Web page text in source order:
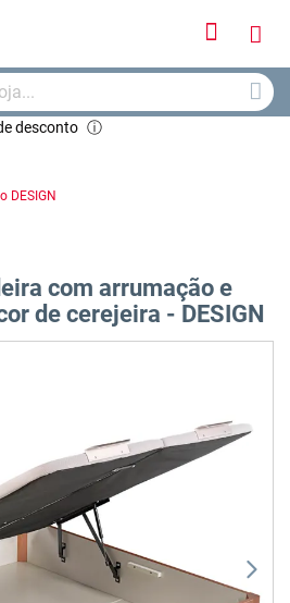
Iniciar
Meu
desconto ⓘ
DESIGN
com arrumação e
de cerejeira - DESIGN